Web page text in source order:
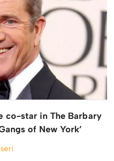
co-star in The Barbary
of New York’